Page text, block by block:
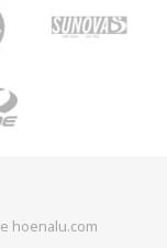
hoenalu.com